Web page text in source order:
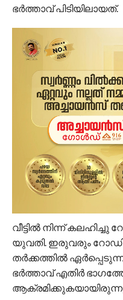
ഭർത്താവ് പിടിയിലായത്.
വീട്ടിൽ നിന്ന് കലഹിച്ചു
യുവതി. ഇരുവരും
തർക്കത്തിൽ
ഭർത്താവ് എതിർ